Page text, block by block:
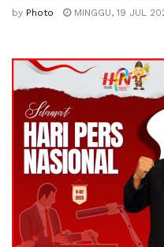
by Photo MINGGU, 19 JUL